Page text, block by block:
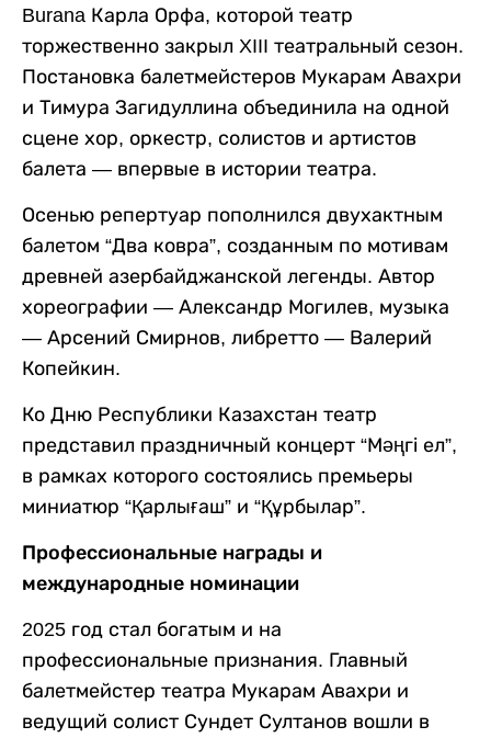
Burana Карла Орфа, которой театр
торжественно закрыл XIII театральный сезон.
Постановка балетмейстеров Мукарам Авахри
и Тимура Загидуллина объединила на одной
сцене хор, оркестр, солистов и артистов
балета — впервые в истории театра.
Осенью репертуар пополнился двухактным
балетом “Два ковра”, созданным по мотивам
древней азербайджанской легенды. Автор
хореографии — Александр Могилев, музыка
— Арсений Смирнов, либретто — Валерий
Копейкин.
Ко Дню Республики Казахстан театр
представил праздничный концерт “Мәңгі ел”,
в рамках которого состоялись премьеры
миниатюр “Қарлығаш” и “Құрбылар”.
Профессиональные награды и
международные номинации
2025 год стал богатым и на
профессиональные признания. Главный
балетмейстер театра Мукарам Авахри и
ведущий солист Сундет Султанов вошли в